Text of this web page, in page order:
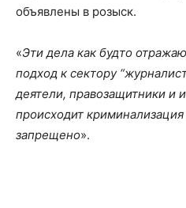
объявлены в розыск.
«Эти дела как будто
подход к сектору
деятели, правозащитники и
происходит
запрещено».